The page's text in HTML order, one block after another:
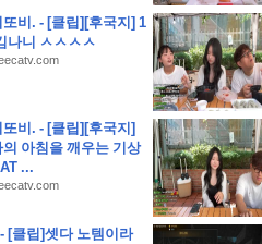
전이었다
또비. - [클립][후국지] 1
나니 ㅅㅅㅅㅅ
또비. - [클립][후국지]
의 아침을 깨우는 기상
...
[클립]셋다 노템이라